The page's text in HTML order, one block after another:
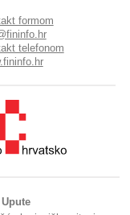
formom
telefonom
Upute